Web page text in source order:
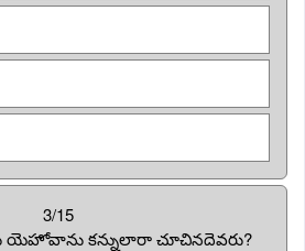
3/15
యెహోవాను కన్నులారా చూచినదెవరు?